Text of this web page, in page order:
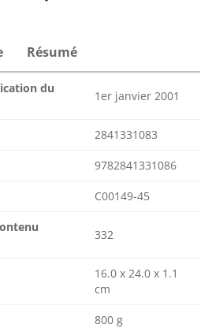
Résumé
du
1er janvier 2001
2841331083
9782841331086
C00149-45
332
16.0 x 24.0 x 1.1
cm
800 g